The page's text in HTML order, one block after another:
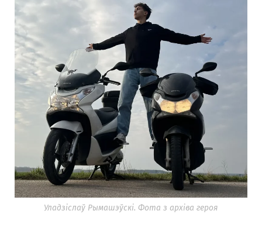
Уладзіслаў Рымашэўскі. Фота з архіва героя